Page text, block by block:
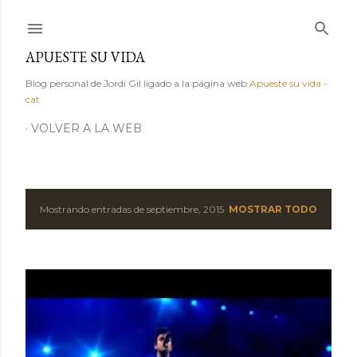
APUESTE SU VIDA
Blog personal de Jordi Gil ligado a la página web Apueste su vida -
cat
VOLVER A LA WEB
E
r
a
Mostrando entradas de septiembre, 2015 MOSTRAR TODO